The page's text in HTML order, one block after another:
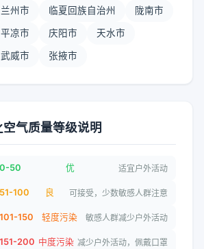
兰州市 临夏回族自治州 陇南市
平凉市 庆阳市 天水市
武威市 张掖市
空气质量等级说明
0-50 优 适宜户外活动
51-100 良 可接受，少数敏感人群注意
101-150 轻度污染 敏感人群减少户外活动
151-200 中度污染 减少户外活动，佩戴口罩